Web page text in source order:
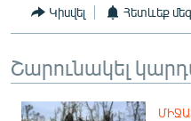
Կիսվել Հետևեք մեզ
Շարունակել